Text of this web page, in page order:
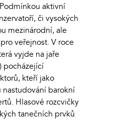
aktivní
či vysokých
mezinárodní, ale
veřejnost. V roce
vyjde na jaře
pocházející
kteří jako
barokní
Hlasové rozcvičky
tanečních prvků